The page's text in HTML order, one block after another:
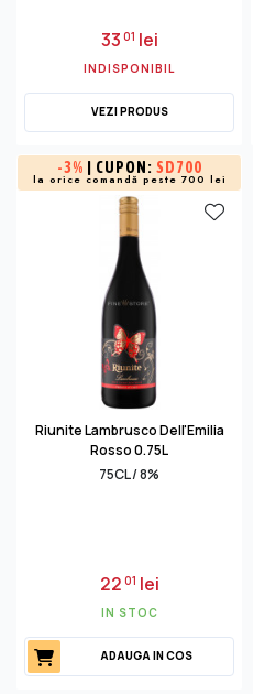
3301 lei
INDISPONIBIL
VEZI PRODUS
-3% | CUPON: SD700
la orice comandă peste 700 lei
Riunite Lambrusco Dell'Emilia
Rosso 0.75L
75CL / 8%
2201 lei
IN STOC
ADAUGA IN COS